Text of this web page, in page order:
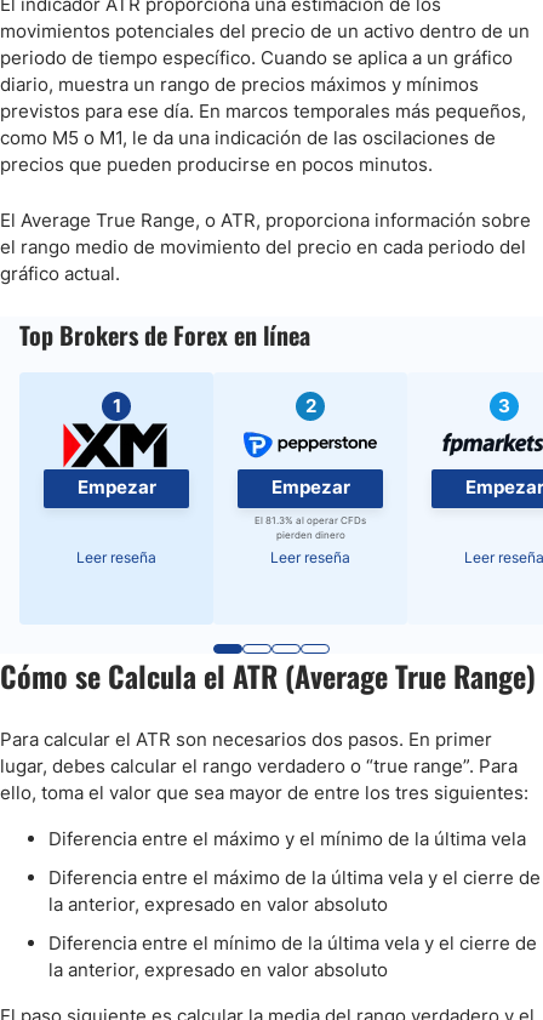
movimientos potenciales del precio de un activo dentro de un
periodo de tiempo específico. Cuando se aplica a un gráfico
diario, muestra un rango de precios máximos y mínimos
previstos para ese día. En marcos temporales más pequeños,
como M5 o M1, le da una indicación de las oscilaciones de
precios que pueden producirse en pocos minutos.
El Average True Range, o ATR, proporciona información sobre
el rango medio de movimiento del precio en cada periodo del
gráfico actual.
Top Brokers de Forex en línea
1
Empezar
Leer reseña
2
Empezar
El 81.3% al operar CFDs
pierden dinero
Leer reseña
3
Empezar
Leer reseña
Cómo se Calcula el ATR (Average True Range)
Para calcular el ATR son necesarios dos pasos. En primer
lugar, debes calcular el rango verdadero o “true range”. Para
ello, toma el valor que sea mayor de entre los tres siguientes:
Diferencia entre el máximo y el mínimo de la última vela
Diferencia entre el máximo de la última vela y el cierre de
la anterior, expresado en valor absoluto
Diferencia entre el mínimo de la última vela y el cierre de
la anterior, expresado en valor absoluto